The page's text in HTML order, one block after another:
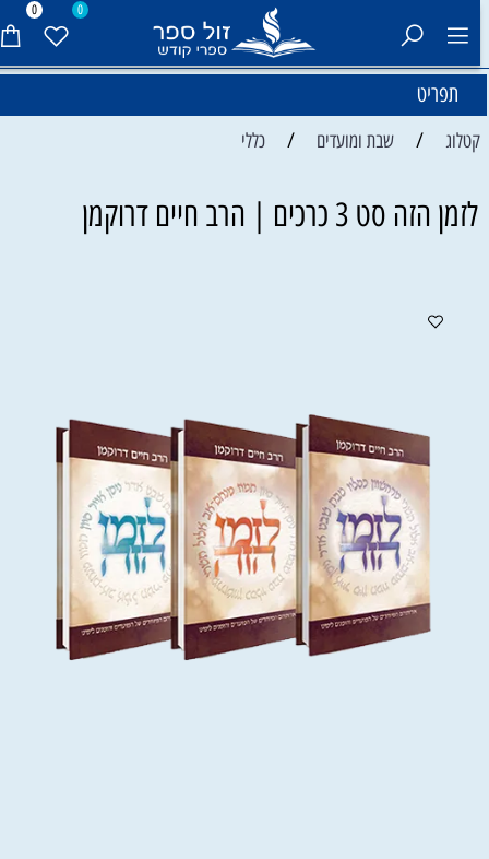
0 0
תפריט
קטלוג / שבת ומועדים / כללי
לזמן הזה סט 3 כרכים | הרב חיים דרוקמן